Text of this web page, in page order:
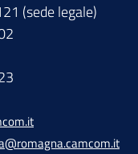
(sede legale)